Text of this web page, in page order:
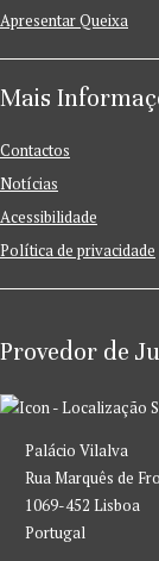
Apresentar Queixa
Mais
Contactos
Notícias
Acessibilidade
Política de privacidade
Provedor de
Palácio Vilalva
Rua Marquês de
1069-452 Lisboa
Portugal